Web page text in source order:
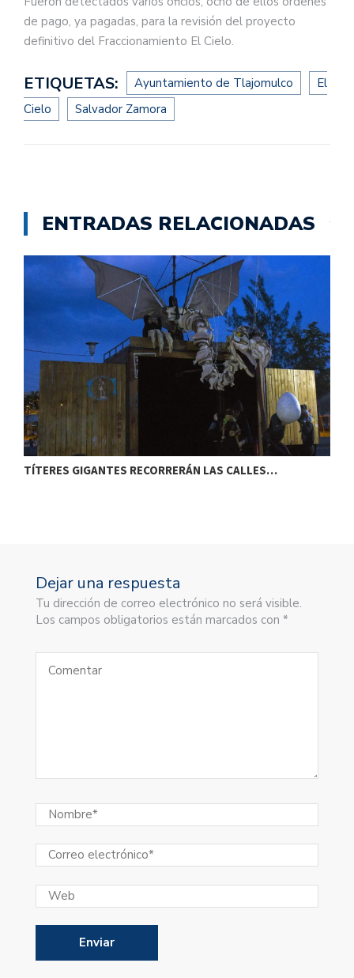
de pago, ya pagadas, para la revisión del proyecto
definitivo del Fraccionamiento El Cielo.
ETIQUETAS: Ayuntamiento de Tlajomulco
El
Cielo
Salvador Zamora
ENTRADAS RELACIONADAS
TÍTERES GIGANTES RECORRERÁN LAS CALLES…
Dejar una respuesta
Tu dirección de correo electrónico no será visible.
Los campos obligatorios están marcados con *